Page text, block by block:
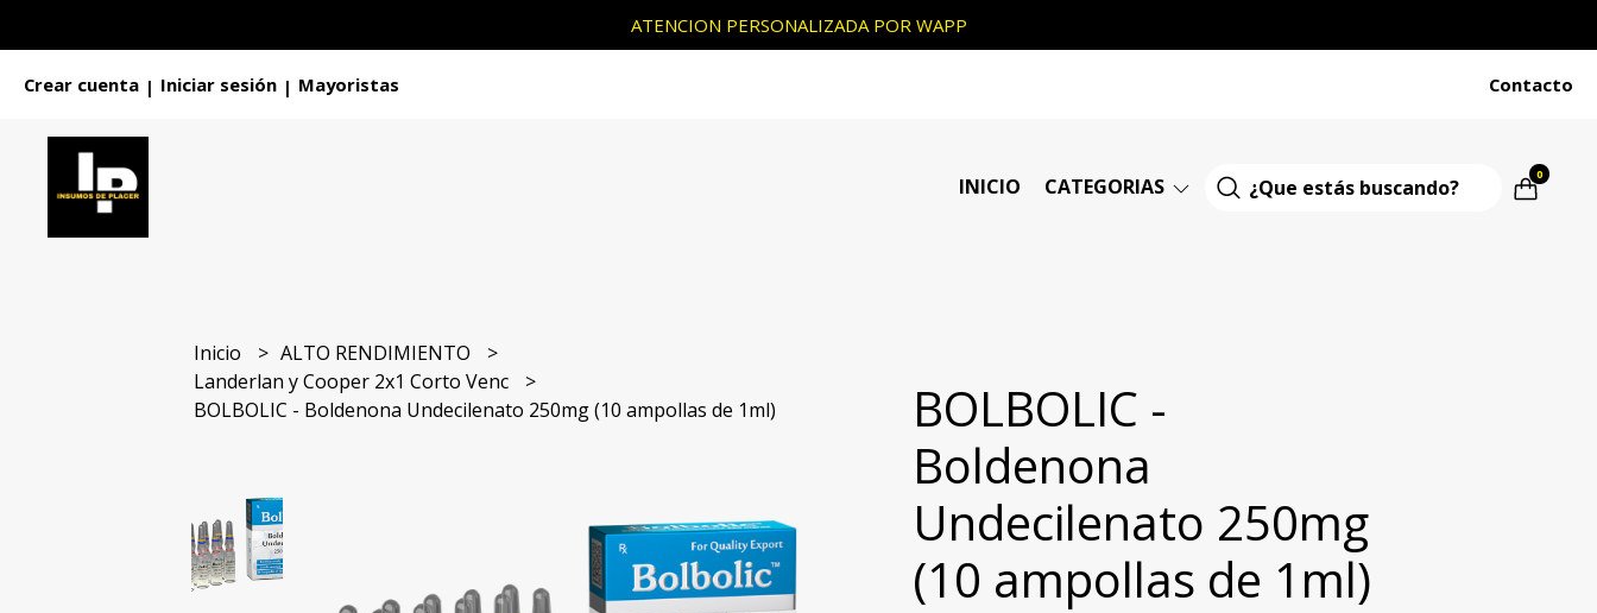
ATENCION PERSONALIZADA POR WAPP
Crear cuenta | Iniciar sesión | Mayoristas Contacto
INICIO CATEGORIAS 0
Inicio
ALTO RENDIMIENTO
Landerlan y Cooper 2x1 Corto Venc
BOLBOLIC - Boldenona Undecilenato 250mg (10 ampollas de 1ml)
BOLBOLIC -
Boldenona
Undecilenato 250mg
(10 ampollas de 1ml)